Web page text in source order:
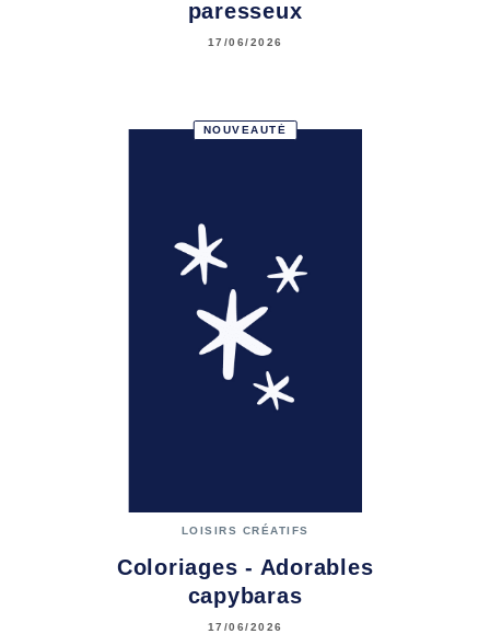
paresseux
17/06/2026
NOUVEAUTÉ
LOISIRS CRÉATIFS
Coloriages - Adorables
capybaras
17/06/2026